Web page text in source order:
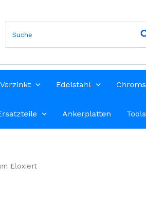
for:
Verzinkt Edelstahl
Ankerplatten Tools
Eloxiert